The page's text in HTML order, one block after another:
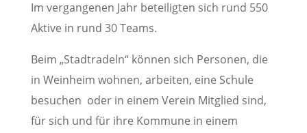
Im vergangenen Jahr beteiligten sich rund 550
Aktive in rund 30 Teams.
Beim „Stadtradeln“ können sich Personen, die
in Weinheim wohnen, arbeiten, eine Schule
besuchen oder in einem Verein Mitglied sind,
für sich und für ihre Kommune in einem